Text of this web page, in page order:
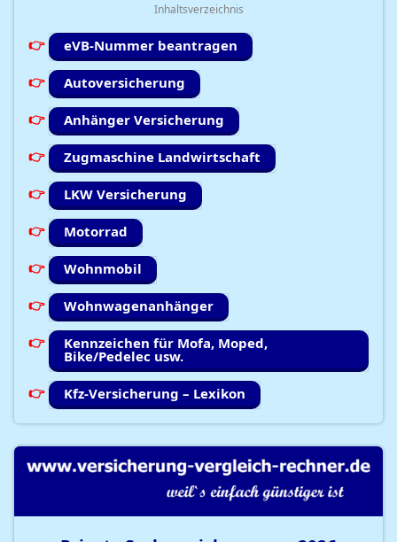
Inhaltsverzeichnis
eVB-Nummer beantragen
Autoversicherung
Anhänger Versicherung
Zugmaschine Landwirtschaft
LKW Versicherung
Motorrad
Wohnmobil
Wohnwagenanhänger
Kennzeichen für Mofa, Moped,
Bike/Pedelec usw.
Kfz-Versicherung – Lexikon